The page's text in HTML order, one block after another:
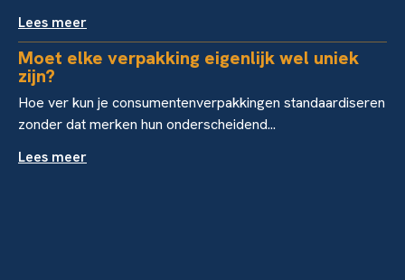
Lees meer
Moet elke verpakking eigenlijk wel uniek
zijn?
Hoe ver kun je consumentenverpakkingen standaardiseren
zonder dat merken hun onderscheidend...
Lees meer